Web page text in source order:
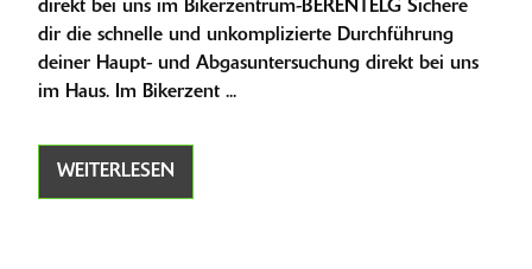
direkt bei uns im Bikerzentrum-BERENTELG Sichere
dir die schnelle und unkomplizierte Durchführung
deiner Haupt- und Abgasuntersuchung direkt bei uns
im Haus. Im Bikerzent ...
WEITERLESEN